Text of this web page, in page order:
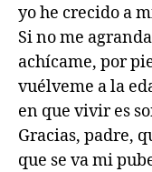
yo he crecido a
Si no me
achícame, por
vuélveme a la
en que vivir es
Gracias, padre,
que se va mi